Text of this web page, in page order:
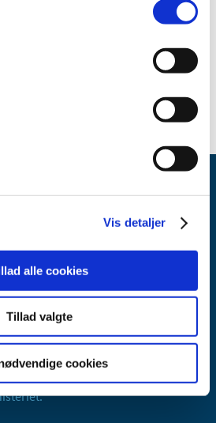
Vis detaljer
alle cookies
Tillad valgte
cookies